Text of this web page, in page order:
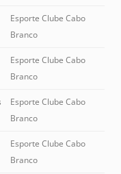
Esporte Clube Cabo
Branco
Esporte Clube Cabo
Branco
Esporte Clube Cabo
Branco
Esporte Clube Cabo
Branco